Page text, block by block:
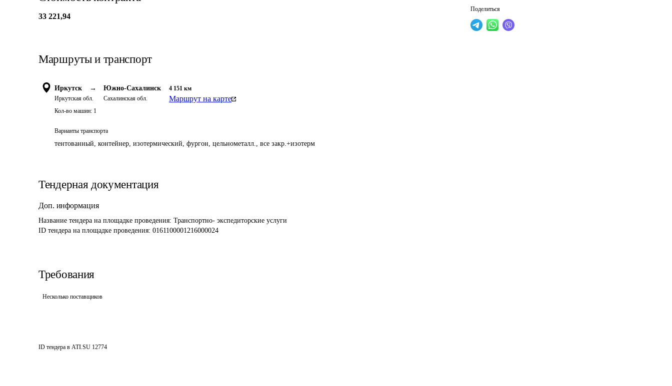
Поделиться
33 221,94
Маршруты и транспорт
Иркутск →
Иркутская обл.
Южно-Сахалинск
Сахалинская обл.
4 151 км
Маршрут на карте
Кол-во машин: 1
Варианты транспорта
тентованный, контейнер, изотермический, фургон, цельнометалл., все закр.+изотерм
Тендерная документация
Доп. информация
Название тендера на площадке проведения: Транспортно- экспедиторские услуги
ID тендера на площадке проведения: 0161100001216000024
Требования
Несколько поставщиков
ID тендера в ATI.SU 12774